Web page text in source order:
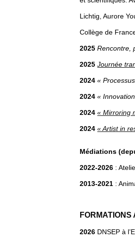
Lichtig, Aurore
Collège de
2025Rencontre,
2025Journée
2024«
2024«
2024 « Mirroring
2024« Artist in
Médiations
2022-2026 :
2013-2021 :
FORMATIONS
2026 DNSEP à